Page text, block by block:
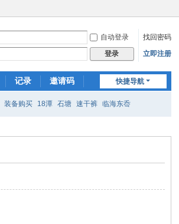
自动登录
找回密码
登录 立即注册
快捷导航
记录 邀请码
装备购买 18潭 石塘 速干裤 临海东岙